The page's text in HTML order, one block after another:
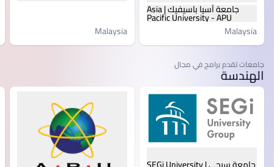
جامعة آسيا باسيفيك | Asia
Pacific University - APU
Malaysia
Malaysia
جامعات تقدم برامج في مجال
الهندسة